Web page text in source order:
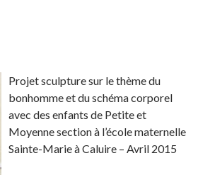
r
t
a
g
e
i
n
g
l
e
Projet sculpture sur le thème du
bonhomme et du schéma corporel
avec des enfants de Petite et
Moyenne section à l’école maternelle
Sainte-Marie à Caluire – Avril 2015